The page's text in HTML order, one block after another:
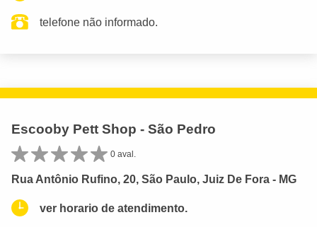
telefone não informado.
Escooby Pett Shop - São Pedro
0 aval.
Rua Antônio Rufino, 20, São Paulo, Juiz De Fora - MG
ver horario de atendimento.